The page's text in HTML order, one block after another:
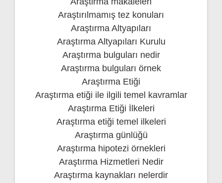
Araştırılmamış tez konuları
Araştırma Altyapıları
Araştırma Altyapıları Kurulu
Araştırma bulguları nedir
Araştırma bulguları örnek
Araştırma Etiği
Araştırma etiği ile ilgili temel kavramlar
Araştırma Etiği İlkeleri
Araştırma etiği temel ilkeleri
Araştırma günlüğü
Araştırma hipotezi örnekleri
Araştırma Hizmetleri Nedir
Araştırma kaynakları nelerdir